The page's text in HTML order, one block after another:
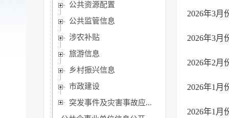
公共资源配置
公共监管信息
涉农补贴
旅游信息
乡村振兴信息
市政建设
突发事件及灾害事故应...
2026年3月
2026年3月
2026年2月
2026年1月
2026年1月